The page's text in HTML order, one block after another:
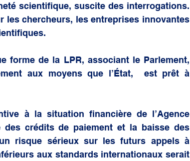
scientifique, suscite des interrogations.
les chercheurs, les entreprises innovantes
forme de la LPR, associant le Parlement,
aux moyens que l’État,  est prêt à
à la situation financière de l’Agence
des crédits de paiement et la baisse des
risque sérieux sur les futurs appels à
aux standards internationaux serait